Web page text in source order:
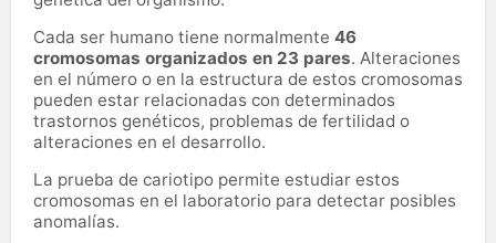
Cada ser humano tiene normalmente 46
cromosomas organizados en 23 pares. Alteraciones
en el número o en la estructura de estos cromosomas
pueden estar relacionadas con determinados
trastornos genéticos, problemas de fertilidad o
alteraciones en el desarrollo.
La prueba de cariotipo permite estudiar estos
cromosomas en el laboratorio para detectar posibles
anomalías.